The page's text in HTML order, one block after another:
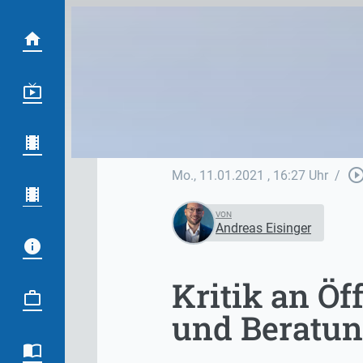
Mo., 11.01.2021 , 16:27 Uhr /
VON
Andreas Eisinger
Kritik an
und